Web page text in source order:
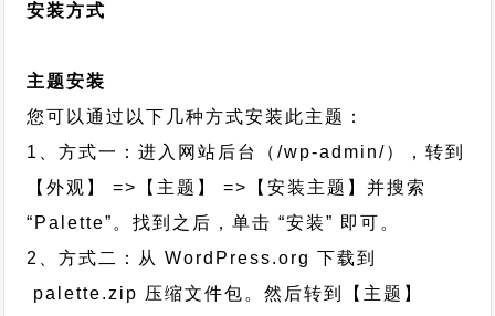
安装方式
主题安装
您可以通过以下几种方式安装此主题：
1、方式一：进入网站后台（/wp-admin/），转到
【外观】 =>【主题】 =>【安装主题】并搜索
“Palette”。找到之后，单击 “安装” 即可。
2、方式二：从 WordPress.org 下载到
palette.zip 压缩文件包。然后转到【主题】